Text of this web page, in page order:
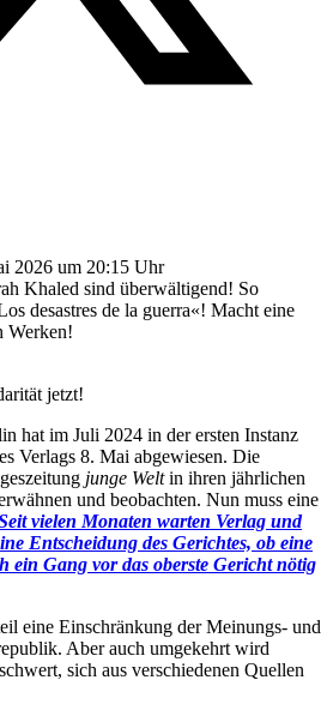
2026 um 20:15 Uhr
Khaled sind überwältigend! So
desastres de la guerra«! Macht eine
Werken!
jetzt!
hat im Juli 2024 in der ersten Instanz
Verlags 8. Mai abgewiesen. Die
junge Weltin ihren jährlichen
und beobachten. Nun muss eine
vielen Monaten warten Verlag und
Entscheidung des Gerichtes, ob eine
ein Gang vor das oberste Gericht nötig
eine Einschränkung der Meinungs- und
Aber auch umgekehrt wird
sich aus verschiedenen Quellen